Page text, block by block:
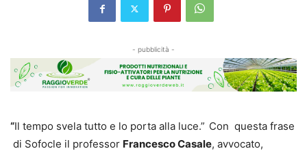
- pubblicità -
“Il tempo svela tutto e lo porta alla luce.” Con questa frase
di Sofocle il professor Francesco Casale, avvocato,